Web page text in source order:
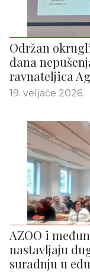
Održan
dana
ravnateljica
19. veljače 2026.
AZOO i
nastavljaju
suradnju u